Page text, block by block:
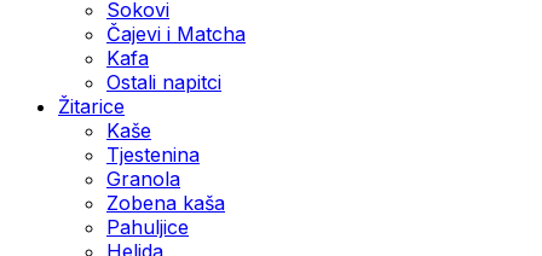
Sokovi
Čajevi i Matcha
Kafa
Ostali napitci
Žitarice
Kaše
Tjestenina
Granola
Zobena kaša
Pahuljice
Heljda